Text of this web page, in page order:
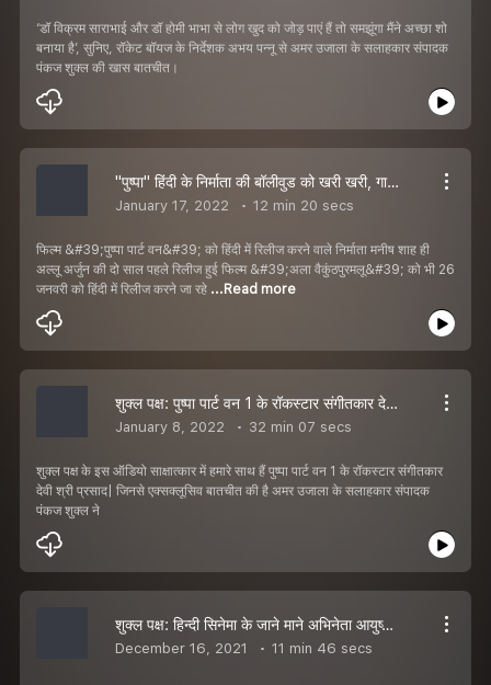
‘डॉ विक्रम साराभाई और डॉ होमी भाभा से लोग खुद को जोड़ पाएं हैं तो समझूंगा मैंने अच्छा शो
बनाया है’, सुनिए, रॉकेट बॉयज के निर्देशक अभय पन्नू से अमर उजाला के सलाहकार संपादक
पंकज शुक्ल की खास बातचीत।
''पुष्पा'' हिंदी के निर्माता की बॉलीवुड को खरी खरी, गालियों ने कर दिया बॉलीवुड का बेड़ा गर्क
January 17, 2022 12 min 20 secs
फिल्म &#39;पुष्पा पार्ट वन&#39; को हिंदी में रिलीज करने वाले निर्माता मनीष शाह ही
अल्लू अर्जुन की दो साल पहले रिलीज हुई फिल्म &#39;अला वैकुंठपुरमलू&#39; को भी 26
जनवरी को हिंदी में रिलीज करने जा रहे ...Read more
शुक्ल पक्ष: पुष्पा पार्ट वन 1 के रॉकस्टार संगीतकार देवी श्री प्रसाद का हिंदी में एक्सक्लूसिव इंटरव्यू
January 8, 2022 32 min 07 secs
शुक्ल पक्ष के इस ऑडियो साक्षात्कार में हमारे साथ हैं पुष्पा पार्ट वन 1 के रॉकस्टार संगीतकार
देवी श्री प्रसाद| जिनसे एक्सक्लूसिव बातचीत की है अमर उजाला के सलाहकार संपादक
पंकज शुक्ल ने
शुक्ल पक्ष: हिन्दी सिनेमा के जाने माने अभिनेता आयुष्मान खुराना से खास बातचीत
December 16, 2021 11 min 46 secs